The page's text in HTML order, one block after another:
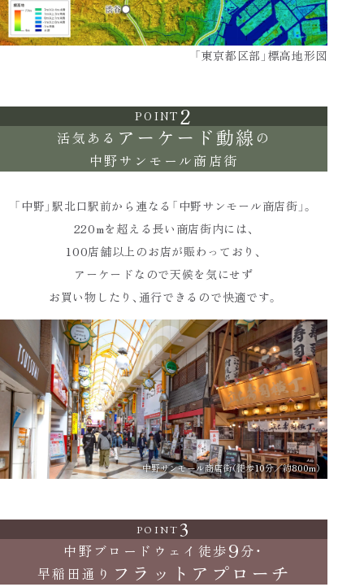
「東京都区部」標高地形図
POINT2
活気ある アーケード動線 の
中野サンモール商店街
「中野」駅北口駅前から連なる 「中野サンモール商店街」。
220mを超える長い商店街内には、
100店舗以上のお店が賑わっており、
アーケードなので天候を気にせず
お買い物したり、通行できるので快適です。
中野サンモール商店街（徒歩10分／約800m）
POINT 3
中野ブロードウェイ徒歩9分・
早稲田通り フラットアプローチ